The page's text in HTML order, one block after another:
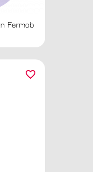
Fermob
favorite_border